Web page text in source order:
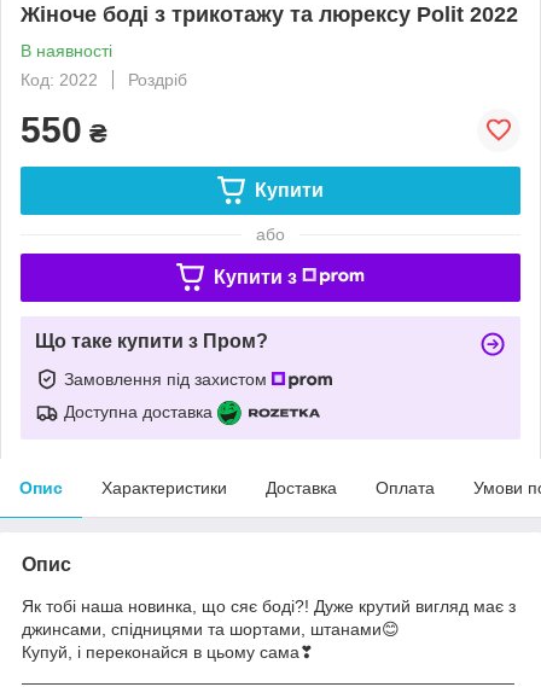
Жіноче боді з трикотажу та люрексу Polit 2022
В наявності
Код: 2022
Роздріб
550 ₴
Купити
або
Купити з
Що таке купити з Пром?
Замовлення під захистом
Доступна доставка
Опис Характеристики Доставка Оплата Умови
Опис
Як тобі наша новинка, що сяє боді?! Дуже крутий вигляд має з
джинсами, спідницями та шортами, штанами😊
Купуй, і переконайся в цьому сама❣